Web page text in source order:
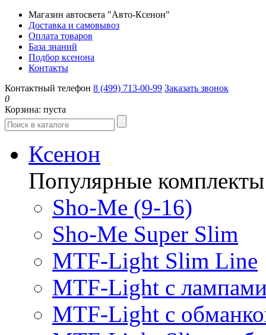
Магазин автосвета "Авто-Ксенон"
Доставка и самовывоз
Оплата товаров
База знаний
Подбор ксенона
Контакты
Контактный телефон 8 (499) 713-00-99 Заказать звонок
0
Корзина: пуста
Ксенон
Популярные комплекты
Sho-Me (9-16)
Sho-Me Super Slim
MTF-Light Slim Line
MTF-Light с
MTF-Light с